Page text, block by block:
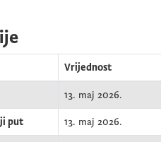
Vrijednost
13. maj 2026.
put 13. maj 2026.